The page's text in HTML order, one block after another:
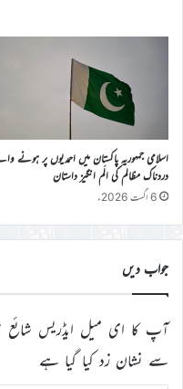
اسلامی جمہوریہ پاکستان میں احمدیوں پر ہونے
دردناک مظالم کی الَم انگیز داستان
6 اگست 2026ء
جواب دیں
آپ کا ای میل ایڈریس شائع
سے نشان زد کیا گیا ہے